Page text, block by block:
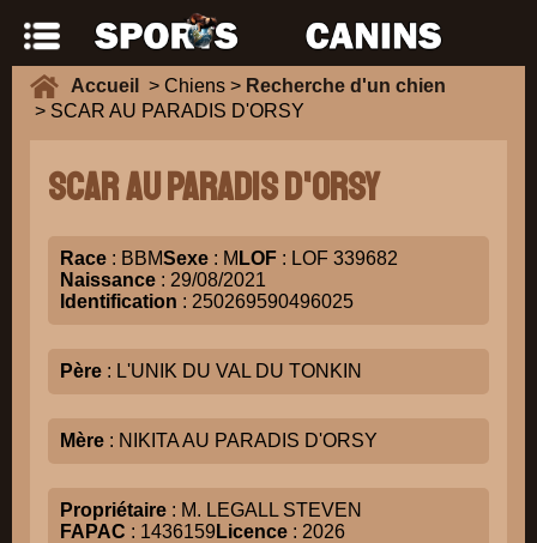
Accueil > Chiens > Recherche d'un chien
> SCAR AU PARADIS D'ORSY
SCAR AU PARADIS D'ORSY
Race : BBMSexe : M LOF : LOF 339682
Naissance : 29/08/2021
Identification : 250269590496025
Père : L'UNIK DU VAL DU TONKIN
Mère : NIKITA AU PARADIS D'ORSY
Propriétaire : M. LEGALL STEVEN
FAPAC : 1436159Licence : 2026